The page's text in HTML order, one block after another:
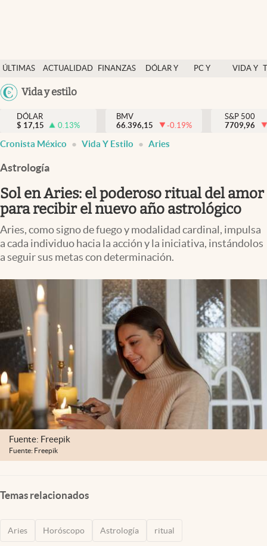
ÚLTIMAS
NOTICIAS
ACTUALIDAD
FINANZAS
DÓLAR Y
PC Y
VIDA Y
México
Vida y estilo
Actualidad
Finanzas y economía
Dólar y mercados
Pc y celular
Vida y estilo
Espiritualidad
Mediakit
abre en nueva pestaña
México
DÓLAR
$ 17,15 0.13%
BMV
66.396,15
-0.19%
S&P 500
7709,96
Cronista México Vida Y Estilo Aries
Astrología
Sol en Aries: el poderoso ritual del amor
para recibir el nuevo año astrológico
Aries, como signo de fuego y modalidad cardinal, impulsa
a cada individuo hacia la acción y la iniciativa, instándolos
a seguir sus metas con determinación.
Fuente: Freepik
Fuente: Freepik
Temas relacionados
Aries Horóscopo Astrología ritual